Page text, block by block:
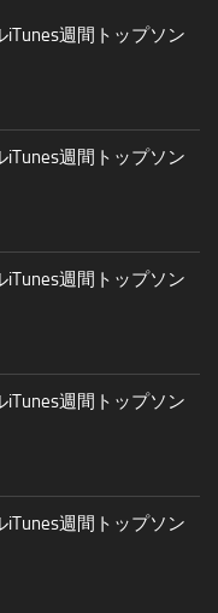
週間トップソン
週間トップソン
週間トップソン
週間トップソン
週間トップソン